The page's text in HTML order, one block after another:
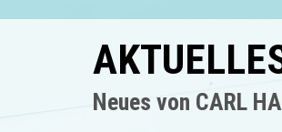
Neues von CARL